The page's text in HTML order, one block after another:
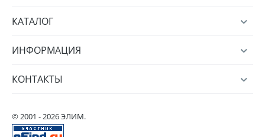
КАТАЛОГ
ИНФОРМАЦИЯ
КОНТАКТЫ
© 2001 - 2026 ЭЛИМ.